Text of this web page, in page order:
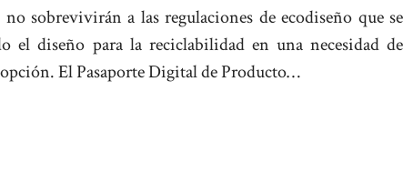
sobrevivirán a las regulaciones de ecodiseño que se
el diseño para la reciclabilidad en una necesidad de
El Pasaporte Digital de Producto…